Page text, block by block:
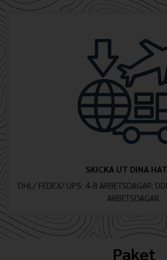
SKICKA UT DINA
DHL/ FEDEX/ UPS: 4-8 ARBETSDAGAR;
ARBETSDAGAR.
Paket